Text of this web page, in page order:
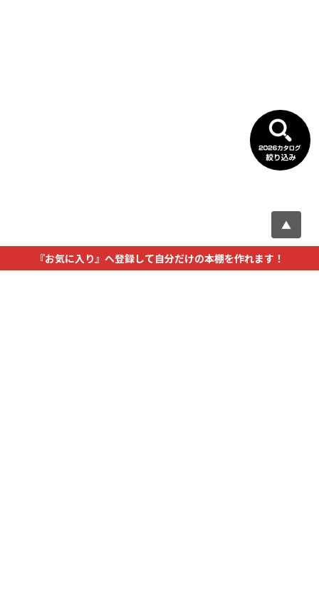
▲
『お気に入り』へ登録して自分だけの本棚を作れます！